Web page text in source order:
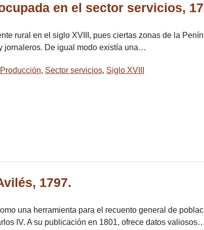
en el sector servicios,
rural en el siglo XVIII, pues ciertas zonas de la
jornaleros. De igual modo existía una…
Producción, Sector servicios, Siglo XVIII
1797.
una herramienta para el recuento general de
IV. A su publicación en 1801, ofrece datos valiosos…